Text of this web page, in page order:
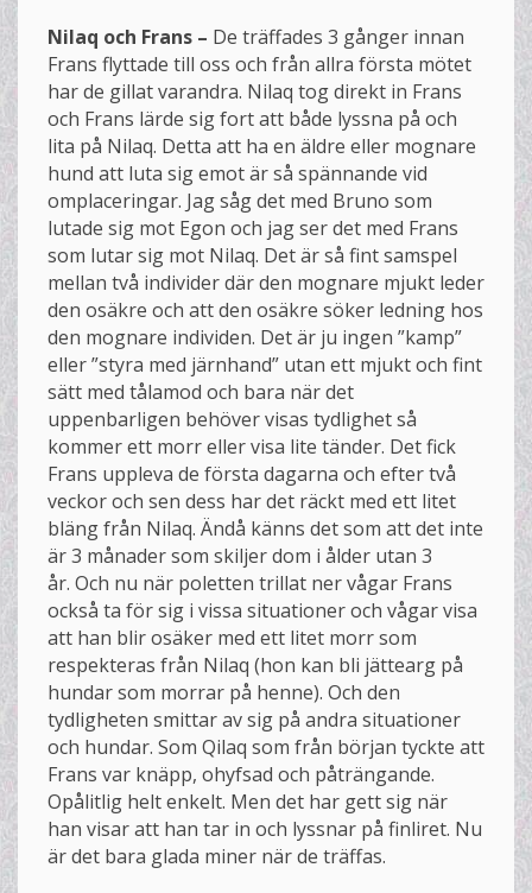
Nilaq och Frans – De träffades 3 gånger innan
Frans flyttade till oss och från allra första mötet
har de gillat varandra. Nilaq tog direkt in Frans
och Frans lärde sig fort att både lyssna på och
lita på Nilaq. Detta att ha en äldre eller mognare
hund att luta sig emot är så spännande vid
omplaceringar. Jag såg det med Bruno som
lutade sig mot Egon och jag ser det med Frans
som lutar sig mot Nilaq. Det är så fint samspel
mellan två individer där den mognare mjukt leder
den osäkre och att den osäkre söker ledning hos
den mognare individen. Det är ju ingen ”kamp”
eller ”styra med järnhand” utan ett mjukt och fint
sätt med tålamod och bara när det
uppenbarligen behöver visas tydlighet så
kommer ett morr eller visa lite tänder. Det fick
Frans uppleva de första dagarna och efter två
veckor och sen dess har det räckt med ett litet
bläng från Nilaq. Ändå känns det som att det inte
är 3 månader som skiljer dom i ålder utan 3
år. Och nu när poletten trillat ner vågar Frans
också ta för sig i vissa situationer och vågar visa
att han blir osäker med ett litet morr som
respekteras från Nilaq (hon kan bli jättearg på
hundar som morrar på henne). Och den
tydligheten smittar av sig på andra situationer
och hundar. Som Qilaq som från början tyckte att
Frans var knäpp, ohyfsad och påträngande.
Opålitlig helt enkelt. Men det har gett sig när
han visar att han tar in och lyssnar på finliret. Nu
är det bara glada miner när de träffas.